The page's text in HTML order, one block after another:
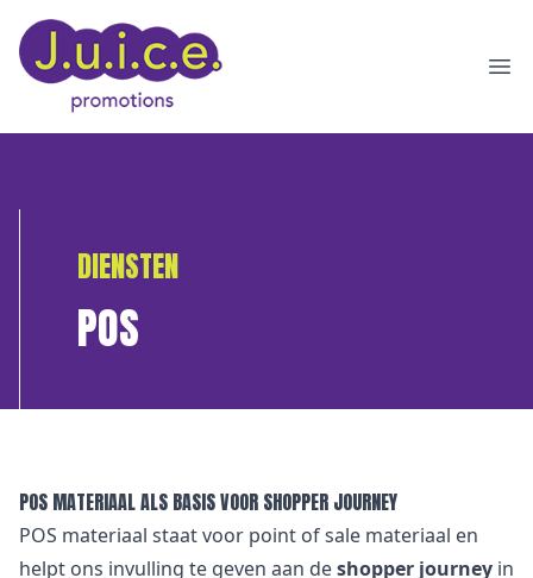
DIENSTEN
POS
POS MATERIAAL ALS BASIS VOOR SHOPPER JOURNEY
POS materiaal staat voor point of sale materiaal en
helpt ons invulling te geven aan deshopper journey in